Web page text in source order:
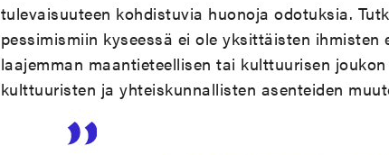
tulevaisuuteen kohdistuvia huonoja odotuksia.
pessimismiin kyseessä ei ole yksittäisten ihmisten
laajemman maantieteellisen tai kulttuurisen
kulttuuristen ja yhteiskunnallisten asenteiden